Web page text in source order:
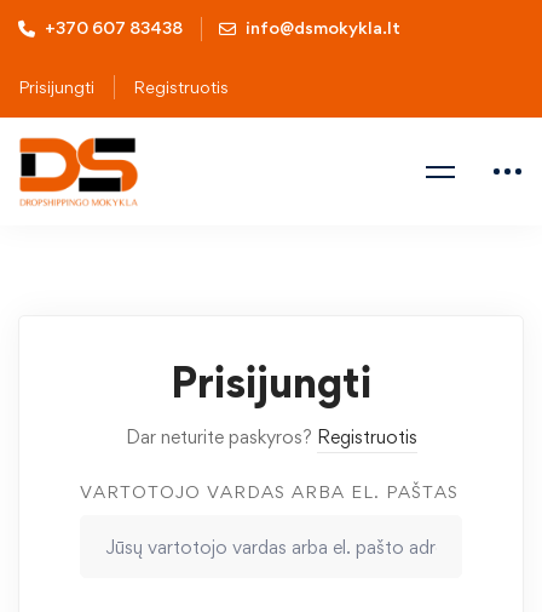
+370 607 83438 info@dsmokykla.lt
Prisijungti Registruotis
Prisijungti
Dar neturite paskyros? Registruotis
VARTOTOJO VARDAS ARBA EL. PAŠTAS